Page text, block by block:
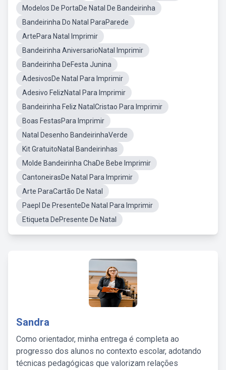
Modelos De PortaDe Natal De Bandeirinha
Bandeirinha Do Natal ParaParede
ArtePara Natal Imprimir
Bandeirinha AniversarioNatal Imprimir
Bandeirinha DeFesta Junina
AdesivosDe Natal Para Imprimir
Adesivo FelizNatal Para Imprimir
Bandeirinha Feliz NatalCristao Para Imprimir
Boas FestasPara Imprimir
Natal Desenho BandeirinhaVerde
Kit GratuitoNatal Bandeirinhas
Molde Bandeirinha ChaDe Bebe Imprimir
CantoneirasDe Natal Para Imprimir
Arte ParaCartão De Natal
Paepl De PresenteDe Natal Para Imprimir
Etiqueta DePresente De Natal
Sandra
Como orientador, minha entrega é completa ao
progresso dos alunos no contexto escolar, adotando
técnicas pedagógicas que valorizam relações